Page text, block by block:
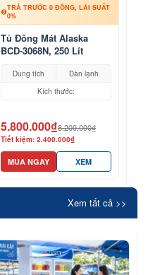
TRẢ TRƯỚC 0 ĐỒNG, LÃI SUẤT
0%
Tủ Đông Mát Alaska
BCD-3068N, 250 Lít
Dung tích
Dàn lạnh
Kích thước:
5.800.000₫8.200.000₫
Tiết kiệm: 2.400.000₫
MUA NGAY XEM
Xem tất cả >>